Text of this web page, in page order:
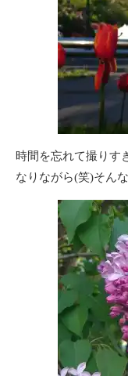
時間を忘れて撮りす
なりながら(笑)そん